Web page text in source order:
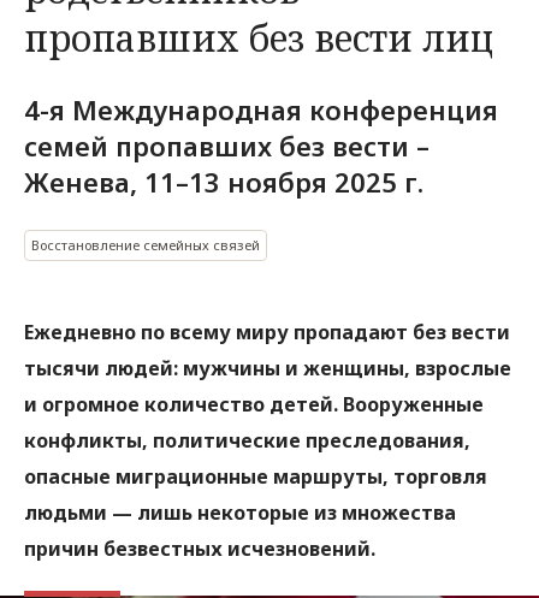
пропавших без вести лиц
4-я Международная конференция
семей пропавших без вести –
Женева, 11–13 ноября 2025 г.
Восстановление семейных связей
Ежедневно по всему миру пропадают без вести
тысячи людей: мужчины и женщины, взрослые
и огромное количество детей. Вооруженные
конфликты, политические преследования,
опасные миграционные маршруты, торговля
людьми — лишь некоторые из множества
причин безвестных исчезновений.